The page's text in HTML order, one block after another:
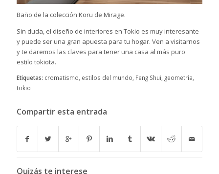
Baño de la colección Koru de Mirage.
Sin duda, el diseño de interiores en Tokio es muy interesante
y puede ser una gran apuesta para tu hogar. Ven a visitarnos
y te daremos las claves para tener una casa al más puro
estilo tokiota.
Etiquetas: cromatismo, estilos del mundo, Feng Shui, geometría,
tokio
Compartir esta entrada
Quizás te interese